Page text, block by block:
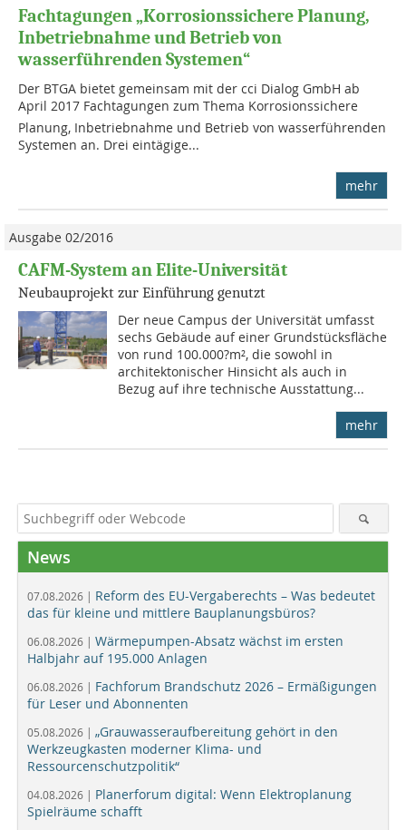
Fachtagungen „Korrosionssichere Planung,
Inbetriebnahme und Betrieb von
wasserführenden Systemen“
Der BTGA bietet gemeinsam mit der cci Dialog GmbH ab
April 2017 Fachtagungen zum Thema Korrosionssichere
Planung, Inbetriebnahme und Betrieb von wasserführenden
Systemen an. Drei eintägige...
mehr
Ausgabe 02/2016
CAFM-System an Elite-Universität
Neubauprojekt zur Einführung genutzt
Der neue Campus der Universität umfasst
sechs Gebäude auf einer Grundstücksfläche
von rund 100.000?m², die sowohl in
architektonischer Hinsicht als auch in
Bezug auf ihre technische Ausstattung...
mehr
News
07.08.2026 | Reform des EU-Vergaberechts – Was bedeutet
das für kleine und mittlere Bauplanungsbüros?
06.08.2026 | Wärmepumpen-Absatz wächst im ersten
Halbjahr auf 195.000 Anlagen
06.08.2026 | Fachforum Brandschutz 2026 – Ermäßigungen
für Leser und Abonnenten
05.08.2026 | „Grauwasseraufbereitung gehört in den
Werkzeugkasten moderner Klima- und
Ressourcenschutzpolitik“
04.08.2026 | Planerforum digital: Wenn Elektroplanung
Spielräume schafft